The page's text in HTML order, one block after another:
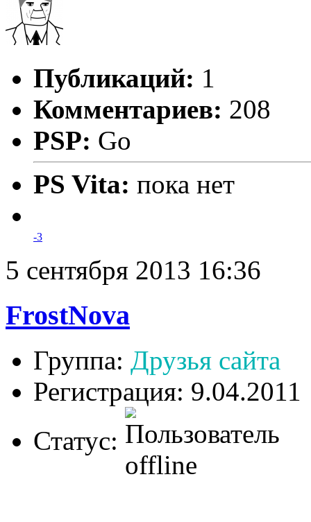
Публикаций: 1
Комментариев: 208
PSP: Go
PS Vita: пока нет
-3
5 сентября 2013 16:36
FrostNova
Группа: Друзья сайта
Регистрация: 9.04.2011
Статус: